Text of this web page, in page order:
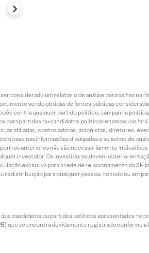
considerado um relatório de análise para os fins na
sendo obtidas de fontes públicas
contra qualquer partido político, campanha
para partidos ou candidatos políticos e tampouco
afiliadas, controladoras, acionistas, diretores,
base nas informações divulgadas e se exime de
anteriores não são necessariamente
investidor. Os investidores devem obter
exclusiva para a rede de relacionamento da
redistribuição para qualquer pessoa, no todo ou em
candidatos ou partidos políticos apresentados no
que se encontra devidamente registrado conforme a